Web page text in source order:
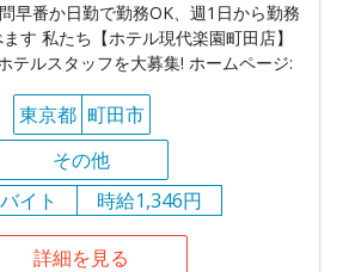
早番か日勤で勤務OK、週1日から勤務
す 私たち【ホテル現代楽園町田店】
テルスタッフを大募集! ホームページ:
東京都 町田市
その他
イト
時給1,346円
詳細を見る